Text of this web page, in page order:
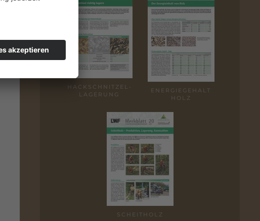
HACK­SCHNITZEL­
LAGERUNG
ENERGIE­GEHALT
HOLZ
SCHEIT­HOLZ